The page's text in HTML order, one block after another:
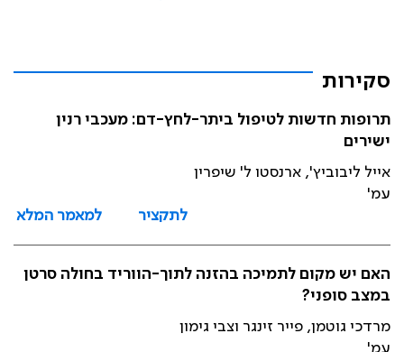
סקירות
תרופות חדשות לטיפול ביתר-לחץ-דם: מעכבי רנין
ישירים
אייל ליבוביץ', ארנסטו ל' שיפרין
עמ'
לתקציר
למאמר המלא
האם יש מקום לתמיכה בהזנה לתוך-הווריד בחולה סרטן
במצב סופני?
מרדכי גוטמן, פייר זינגר וצבי גימון
עמ'